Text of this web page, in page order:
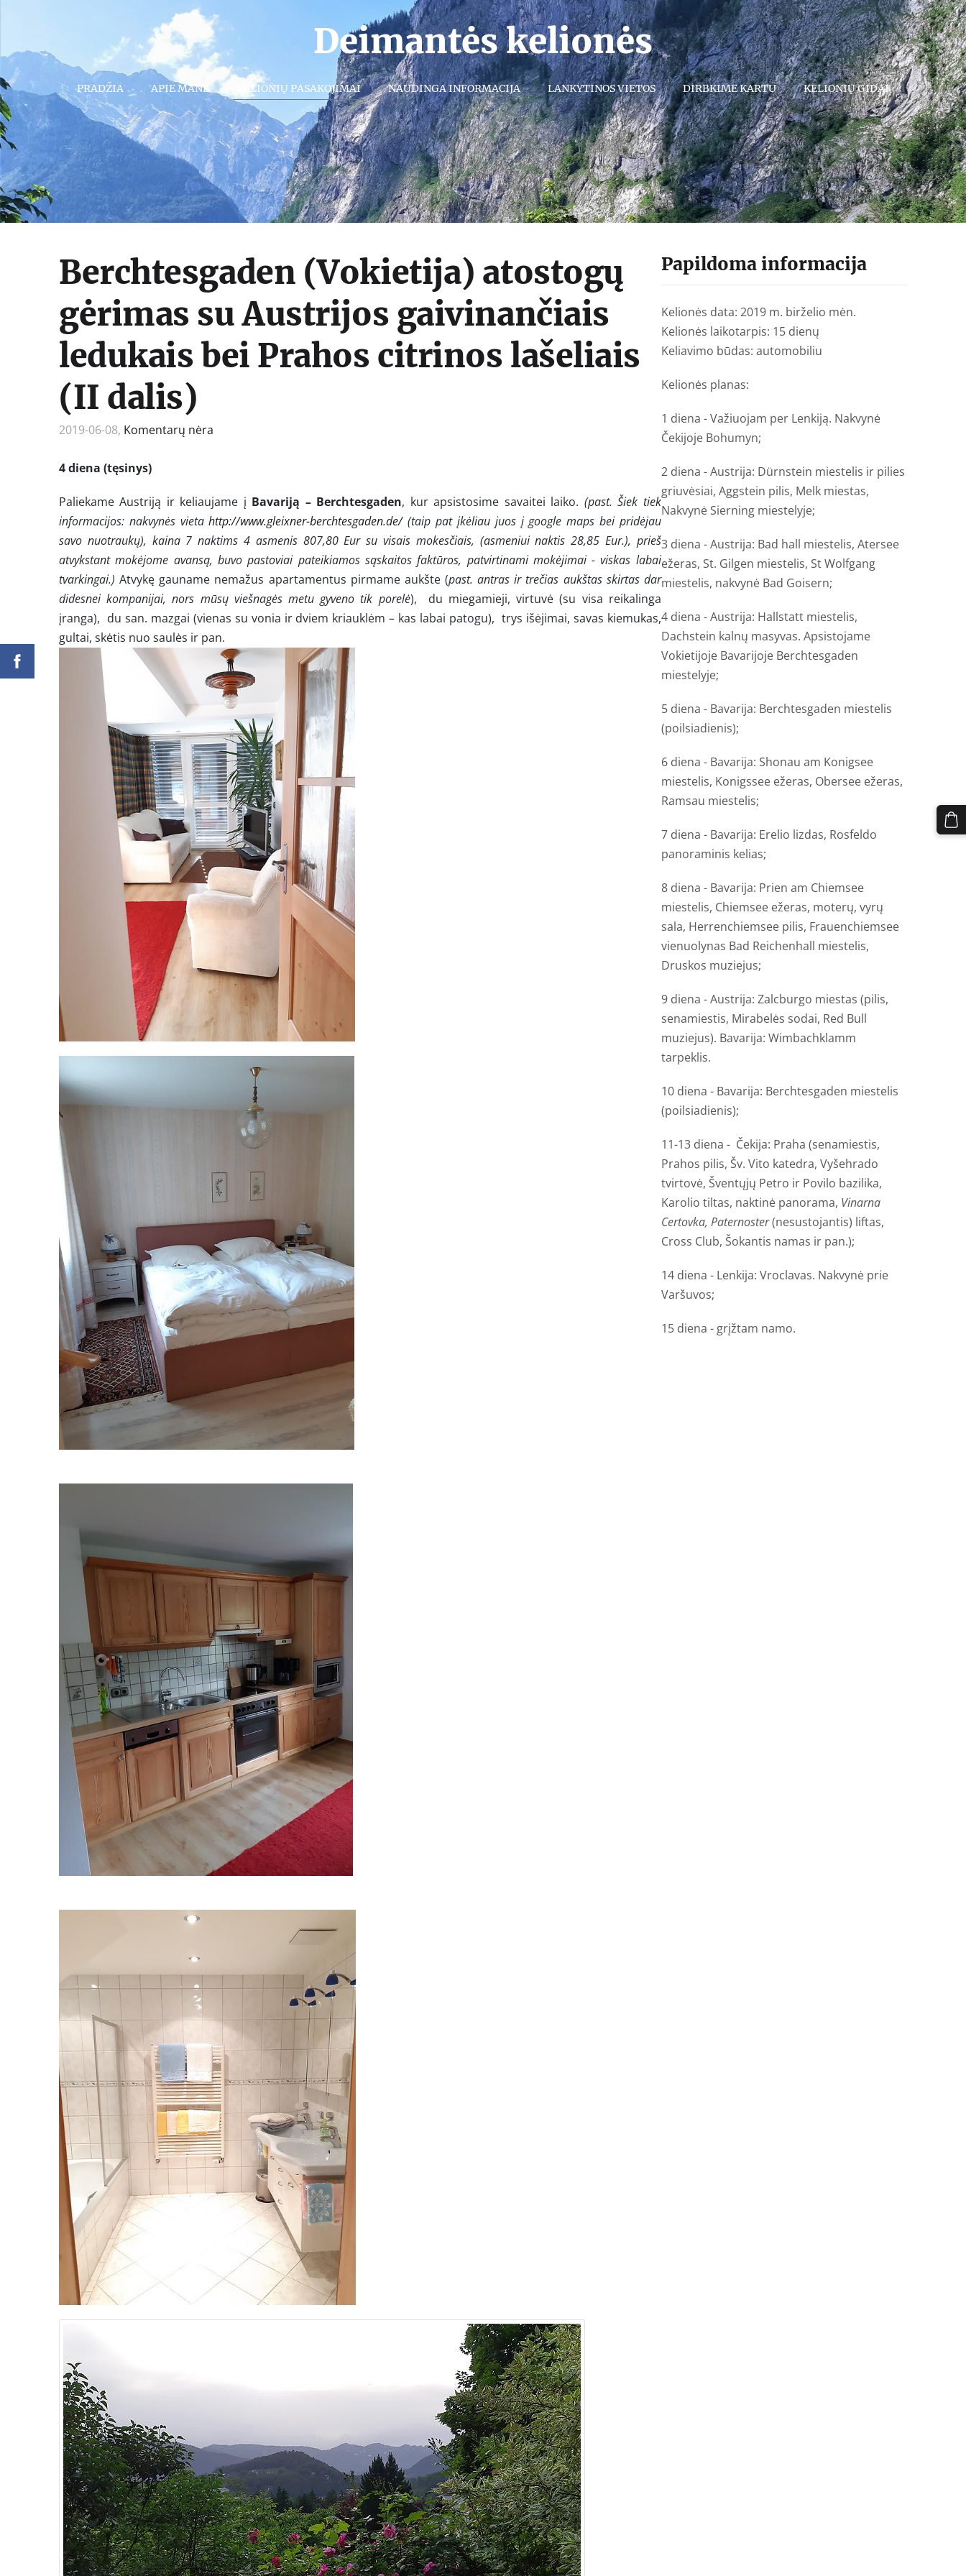
Deimantės kelionės
PRADŽIA APIE MANE KELIONIŲ PASAKOJIMAI NAUDINGA INFORMACIJA LANKYTINOS VIETOS DIRBKIME KARTU KELIONIŲ GIDAI
Papildoma informacija
Kelionės data: 2019 m. birželio mėn.
Kelionės laikotarpis: 15 dienų
Keliavimo būdas: automobiliu
Kelionės planas:
1 diena - Važiuojam per Lenkiją. Nakvynė
Čekijoje Bohumyn;
2 diena - Austrija: Dürnstein miestelis ir pilies
griuvėsiai, Aggstein pilis, Melk miestas,
Nakvynė Sierning miestelyje;
3 diena - Austrija: Bad hall miestelis, Atersee
ežeras, St. Gilgen miestelis, St Wolfgang
miestelis, nakvynė Bad Goisern;
4 diena - Austrija: Hallstatt miestelis,
Dachstein kalnų masyvas. Apsistojame
Vokietijoje Bavarijoje Berchtesgaden
miestelyje;
5 diena - Bavarija: Berchtesgaden miestelis
(poilsiadienis);
6 diena - Bavarija: Shonau am Konigsee
miestelis, Konigssee ežeras, Obersee ežeras,
Ramsau miestelis;
7 diena - Bavarija: Erelio lizdas, Rosfeldo
panoraminis kelias;
8 diena - Bavarija: Prien am Chiemsee
miestelis, Chiemsee ežeras, moterų, vyrų
sala, Herrenchiemsee pilis, Frauenchiemsee
vienuolynas Bad Reichenhall miestelis,
Druskos muziejus;
9 diena - Austrija: Zalcburgo miestas (pilis,
senamiestis, Mirabelės sodai, Red Bull
muziejus). Bavarija: Wimbachklamm
tarpeklis.
10 diena - Bavarija: Berchtesgaden miestelis
(poilsiadienis);
11-13 diena - Čekija: Praha (senamiestis,
Prahos pilis, Šv. Vito katedra, Vyšehrado
tvirtovė, Šventųjų Petro ir Povilo bazilika,
Karolio tiltas, naktinė panorama, Vinarna
Certovka, Paternoster(nesustojantis) liftas,
Cross Club, Šokantis namas ir pan.);
14 diena - Lenkija: Vroclavas. Nakvynė prie
Varšuvos;
15 diena - grįžtam namo.
Berchtesgaden (Vokietija) atostogų
gėrimas su Austrijos gaivinančiais
ledukais bei Prahos citrinos lašeliais
(II dalis)
2019-06-08, Komentarų nėra
4 diena (tęsinys)
Paliekame Austriją ir keliaujame į Bavariją – Berchtesgaden, kur apsistosime savaitei laiko. (past. Šiek tiek
informacijos: nakvynės vietahttp://www.gleixner-berchtesgaden.de/(taip pat įkėliau juos į google maps bei pridėjau
savo nuotraukų), kaina 7 naktims 4 asmenis 807,80 Eur su visais mokesčiais, (asmeniui naktis 28,85 Eur.), prieš
atvykstant mokėjome avansą, buvo pastoviai pateikiamos sąskaitos faktūros, patvirtinami mokėjimai - viskas labai
tvarkingai.) Atvykę gauname nemažus apartamentus pirmame aukšte (past. antras ir trečias aukštas skirtas dar
didesnei kompanijai, nors mūsų viešnagės metu gyveno tik porelė), du miegamieji, virtuvė (su visa reikalinga
įranga), du san. mazgai (vienas su vonia ir dviem kriauklėm – kas labai patogu), trys išėjimai, savas kiemukas,
gultai, skėtis nuo saulės ir pan.